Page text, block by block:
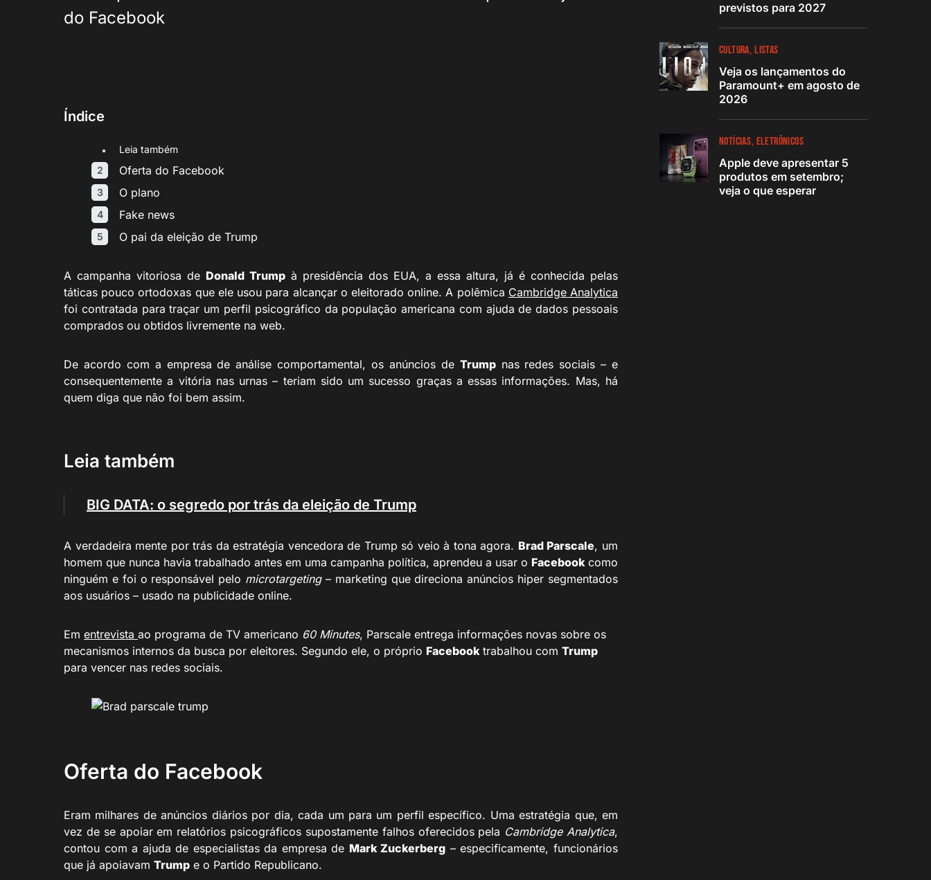
do Facebook
Índice
Leia também
Oferta do Facebook
O plano
Fake news
O pai da eleição de Trump
A campanha vitoriosa de Donald Trump à presidência dos EUA, a essa altura, já é conhecida pelas
táticas pouco ortodoxas que ele usou para alcançar o eleitorado online. A polêmica Cambridge Analytica
foi contratada para traçar um perfil psicográfico da população americana com ajuda de dados pessoais
comprados ou obtidos livremente na web.
De acordo com a empresa de análise comportamental, os anúncios de Trumpnas redes sociais – e
consequentemente a vitória nas urnas – teriam sido um sucesso graças a essas informações. Mas, há
quem diga que não foi bem assim.
Leia também
BIG DATA: o segredo por trás da eleição de Trump
A verdadeira mente por trás da estratégia vencedora de Trump só veio à tona agora. Brad Parscale, um
homem que nunca havia trabalhado antes em uma campanha política, aprendeu a usar o Facebookcomo
ninguém e foi o responsável pelo microtargeting– marketing que direciona anúncios hiper segmentados
aos usuários – usado na publicidade online.
Em entrevista ao programa de TV americano 60 Minutes, Parscale entrega informações novas sobre os
mecanismos internos da busca por eleitores. Segundo ele, o próprio Facebooktrabalhou com Trump
para vencer nas redes sociais.
Oferta do Facebook
Eram milhares de anúncios diários por dia, cada um para um perfil específico. Uma estratégia que, em
vez de se apoiar em relatórios psicográficos supostamente falhos oferecidos pela Cambridge Analytica,
contou com a ajuda de especialistas da empresa de Mark Zuckerberg – especificamente, funcionários
que já apoiavam Trump e o Partido Republicano.
previstos para 2027
CULTURA LISTAS
Veja os lançamentos do
Paramount+ em agosto de
2026
NOTÍCIAS ELETRÔNICOS
Apple deve apresentar 5
produtos em setembro;
veja o que esperar